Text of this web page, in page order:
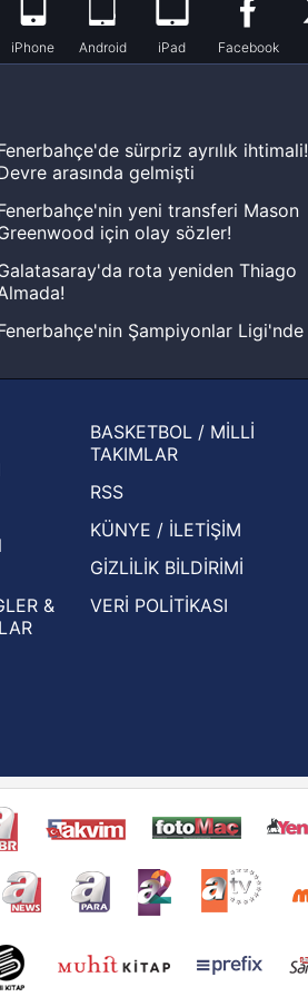
iPhone Android iPad Facebook
sürpriz ayrılık ihtimali!
arasında gelmişti
yeni transferi Mason
için olay sözler!
rota yeniden Thiago
Şampiyonlar Ligi'nde
elerlerse...
gündem olan manşetler!
UEFA Avrupa Ligi'nde 3.
Eleme Turu muhtemel rakipleri belli
&
BASKETBOL / MİLLİ
TAKIMLAR
RSS
KÜNYE / İLETİŞİM
GİZLİLİK BİLDİRİMİ
VERİ POLİTİKASI